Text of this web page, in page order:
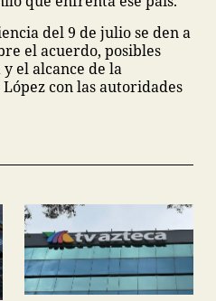
del 9 de julio se den a
el acuerdo, posibles
el alcance de la
con las autoridades